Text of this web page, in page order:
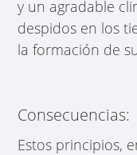
y un agradable
despidos en los
la formación de
Consecuencias:
Estos principios,